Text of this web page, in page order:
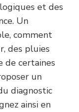
et des
Un
comment
des pluies
de certaines
un
diagnostic
ainsi en